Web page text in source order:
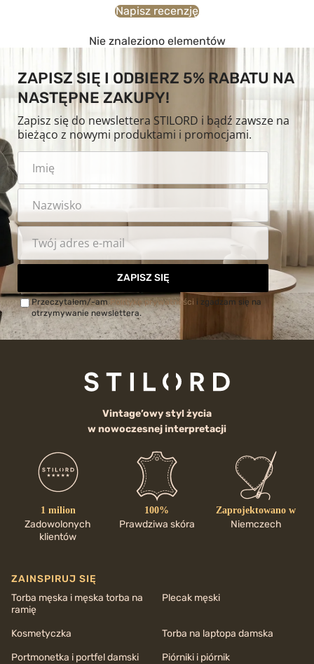
Napisz recenzję
Nie znaleziono elementów
ZAPISZ SIĘ I ODBIERZ 5% RABATU NA
NASTĘPNE ZAKUPY!
Zapisz się do newslettera STILORD i bądź zawsze na
bieżąco z nowymi produktami i promocjami.
ZAPISZ SIĘ
Przeczytałem/-amPolitykę prywatności i zgadzam się na
otrzymywanie newslettera.
Vintage’owy styl życia
w nowoczesnej interpretacji
1 milion
Zadowolonych
klientów
100%
Prawdziwa skóra
Zaprojektowano w
Niemczech
ZAINSPIRUJ SIĘ
Torba męska i męska torba na
ramię
Plecak męski
Kosmetyczka
Torba na laptopa damska
Portmonetka i portfel damski
Piórniki i piórnik